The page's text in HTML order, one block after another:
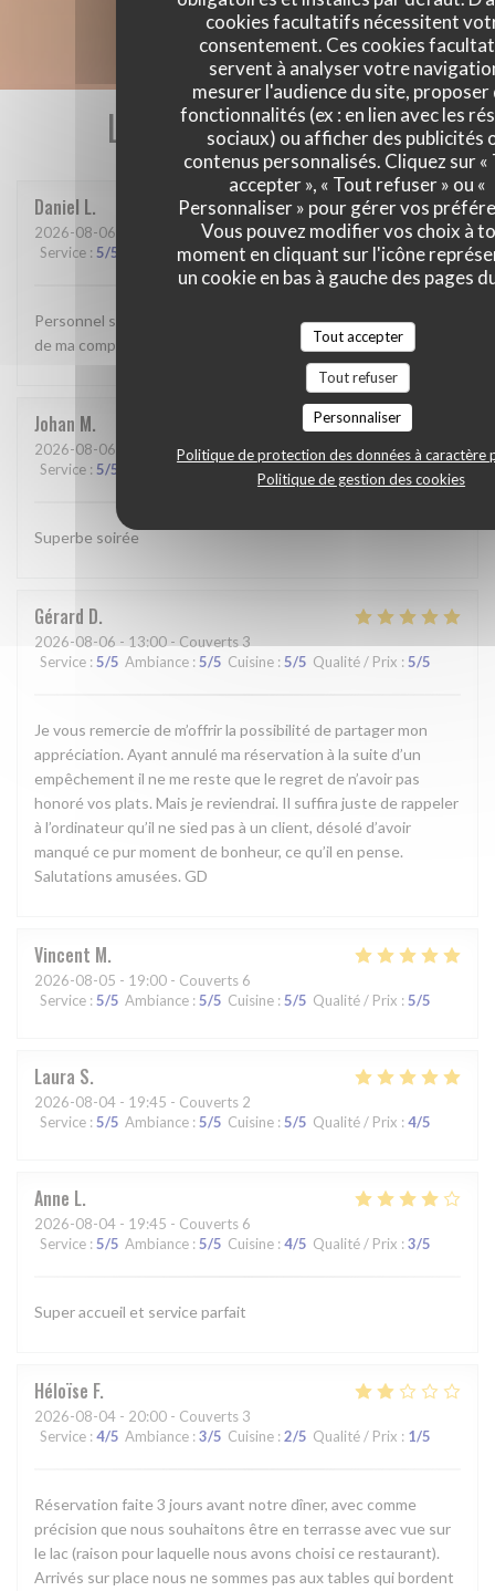
cookies facultatifs nécessitent
consentement. Ces cookies
servent à analyser votre
mesurer l'audience du site, proposer
fonctionnalités (ex : en lien avec les
sociaux) ou afficher des publicités
contenus personnalisés. Cliquez sur «
accepter », « Tout refuser » ou «
Personnaliser » pour gérer vos
Vous pouvez modifier vos choix à
moment en cliquant sur l'icône
un cookie en bas à gauche des pages
Tout accepter
Tout refuser
Personnaliser
Politique de protection des données à caractère
Politique de gestion des cookies
Les avis de nos clients
Daniel L
2026-08-06 - 12:30 - Couverts 2
Service : 5/5 Ambiance:4/5 Cuisine :3/5 Qualité / Prix:3/5
Personnel sympathique Mon plat était un peu décevant celui
de ma compagne semble t il très bon
Johan M
2026-08-06 - 19:15 - Couverts 3
Service : 5/5
Superbe soirée
Gérard D
2026-08-06 - 13:00 - Couverts 3
Service : 5/5 Ambiance : 5/5 Cuisine :5/5 Qualité / Prix : 5/5
Je vous remercie de m’offrir la possibilité de partager mon
appréciation. Ayant annulé ma réservation à la suite d’un
empêchement il ne me reste que le regret de n’avoir pas
honoré vos plats. Mais je reviendrai. Il suffira juste de rappeler
à l’ordinateur qu’il ne sied pas à un client, désolé d’avoir
manqué ce pur moment de bonheur, ce qu’il en pense.
Salutations amusées. GD
Vincent M
2026-08-05 - 19:00 - Couverts 6
Service : 5/5 Ambiance : 5/5 Cuisine : 5/5 Qualité / Prix : 5/5
Laura S
2026-08-04 - 19:45 - Couverts 2
Service : 5/5 Ambiance : 5/5 Cuisine : 5/5 Qualité / Prix : 4/5
Anne L
2026-08-04 - 19:45 - Couverts 6
Service : 5/5 Ambiance : 5/5 Cuisine : 4/5 Qualité / Prix : 3/5
Super accueil et service parfait
Héloïse F
2026-08-04 - 20:00 - Couverts 3
Service : 4/5 Ambiance : 3/5 Cuisine : 2/5 Qualité / Prix : 1/5
Réservation faite 3 jours avant notre dîner, avec comme
précision que nous souhaitons être en terrasse avec vue sur
le lac (raison pour laquelle nous avons choisi ce restaurant).
Arrivés sur place nous ne sommes pas aux tables qui bordent